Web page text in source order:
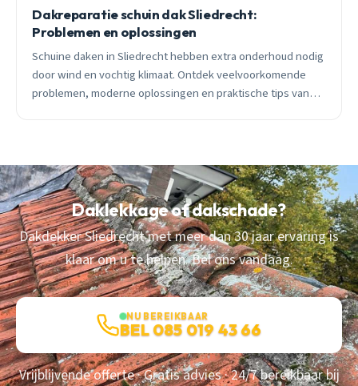
Dakreparatie schuin dak Sliedrecht:
Problemen en oplossingen
Schuine daken in Sliedrecht hebben extra onderhoud nodig
door wind en vochtig klimaat. Ontdek veelvoorkomende
problemen, moderne oplossingen en praktische tips van
Daklekkage of dakschade?
Dakdekker Sliedrecht met meer dan 30 jaar ervaring is
klaar om u te helpen. Bel ons vandaag.
NU BEREIKBAAR
BEL 085 019 43 66
Vrijblijvende offerte · Gratis advies · 24/7 bereikbaar bij